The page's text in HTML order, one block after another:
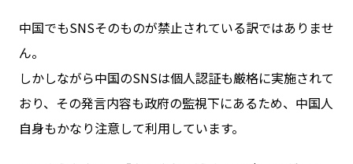
中国でもSNSそのものが禁止されている訳ではありませ
ん。
しかしながら中国のSNSは個人認証も厳格に実施されて
おり、その発言内容も政府の監視下にあるため、中国人
自身もかなり注意して利用しています。